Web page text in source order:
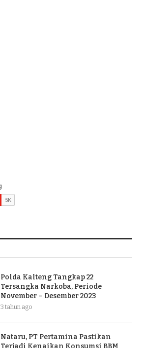
Polda Kalteng Tangkap 22
Tersangka Narkoba, Periode
November – Desember 2023
3 tahun ago
Nataru, PT Pertamina Pastikan
Terjadi Kenaikan Konsumsi BBM